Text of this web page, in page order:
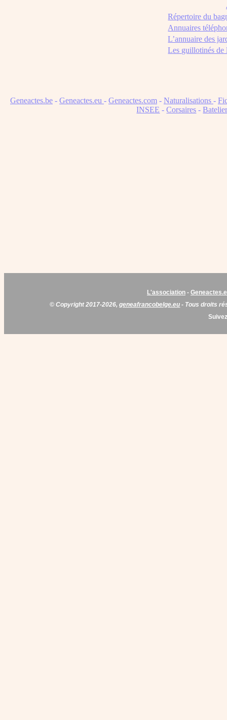
Répertoire du
Annuaires
L’annuaire des
Les guillotinés de
Geneactes.be - Geneactes.eu - Geneactes.com - Naturalisations -
INSEE -Corsaires -
L'association -
© Copyright 2017-2026,geneafrancobelge.eu - Tous droits